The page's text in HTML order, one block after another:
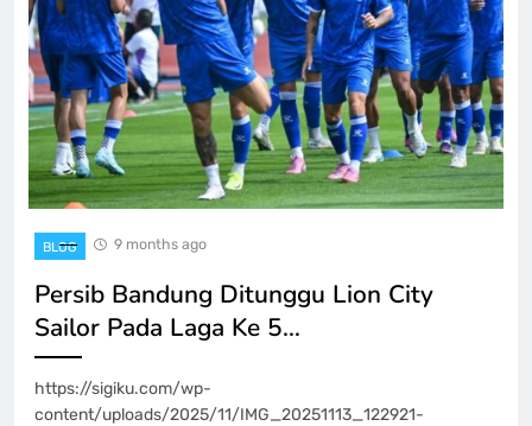
BLOG 9 months ago
Persib Bandung Ditunggu Lion City
Sailor Pada Laga Ke 5…
https://sigiku.com/wp-
content/uploads/2025/11/IMG_20251113_122921-